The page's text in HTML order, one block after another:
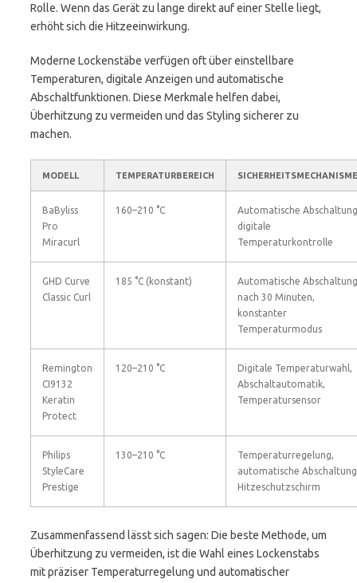
Rolle. Wenn das Gerät zu lange direkt auf einer Stelle liegt,
erhöht sich die Hitzeeinwirkung.
Moderne Lockenstäbe verfügen oft über einstellbare
Temperaturen, digitale Anzeigen und automatische
Abschaltfunktionen. Diese Merkmale helfen dabei,
Überhitzung zu vermeiden und das Styling sicherer zu
machen.
MODELL TEMPERATURBEREICH
BaByliss
Pro
Miracurl
160–210 °C
Automatische
digitale
Temperaturkontrolle
GHD Curve
Classic Curl
185 °C (konstant)
Automatische Abschaltung
nach 30 Minuten,
konstanter
Temperaturmodus
Remington
CI9132
Keratin
Protect
120–210 °C
Digitale Temperaturwahl,
Abschaltautomatik,
Temperatursensor
Philips
StyleCare
Prestige
130–210 °C
Temperaturregelung,
automatische
Hitzeschutzschirm
Zusammenfassend lässt sich sagen: Die beste Methode, um
Überhitzung zu vermeiden, ist die Wahl eines Lockenstabs
mit präziser Temperaturregelung und automatischer